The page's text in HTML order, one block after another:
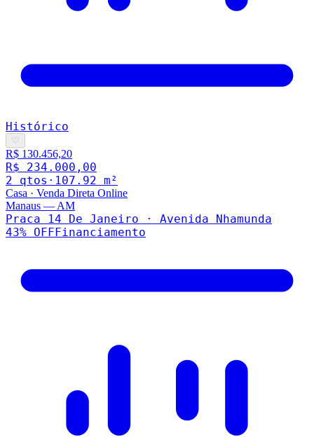
Histórico
♡
R$ 130.456,20
R$ 234.000,00
2 qtos · 107.92 m²
Casa · Venda Direta Online
Manaus — AM
Praca 14 De Janeiro · Avenida Nhamunda
43% OFFFinanciamento